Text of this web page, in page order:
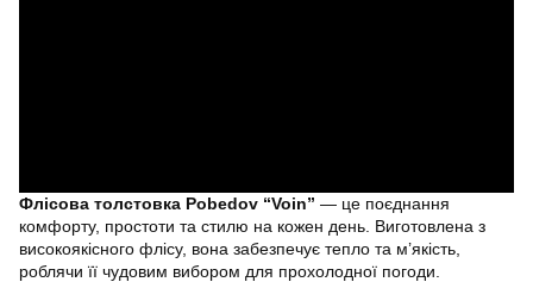
Флісова толстовка Pobedov “Voin” — це поєднання
комфорту, простоти та стилю на кожен день. Виготовлена з
високоякісного флісу, вона забезпечує тепло та м’якість,
роблячи її чудовим вибором для прохолодної погоди.